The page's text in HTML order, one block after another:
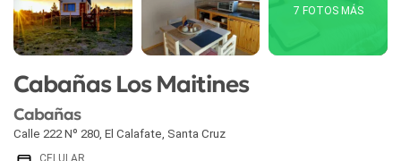
7 FOTOS MÁS
Cabañas Los Maitines
Cabañas
Calle 222 Nº 280 El Calafate Santa Cruz
CELULAR